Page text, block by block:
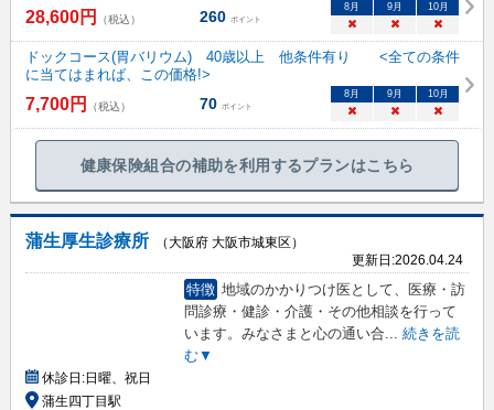
28,600円 （税込） 260 ポイント
8月 9月 10月
× × ×
ドックコース(胃バリウム) 40歳以上 他条件有り <全ての条件
に当てはまれば、この価格!>
7,700円 （税込） 70 ポイント
8月 9月 10月
× × ×
健康保険組合の補助を利用するプランはこちら
蒲生厚生診療所
（大阪府 大阪市城東区）
更新日:2026.04.24
特徴 地域のかかりつけ医として、医療・訪
問診療・健診・介護・その他相談を行って
います。みなさまと心の通い合...
続きを読
む▼
休診日:日曜、祝日
蒲生四丁目駅